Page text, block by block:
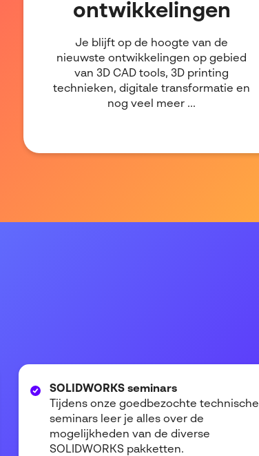
ontwikkelingen
Je blijft op de hoogte van de
nieuwste ontwikkelingen op gebied
van 3D CAD tools, 3D printing
technieken, digitale transformatie en
nog veel meer ...
SOLIDWORKS seminars
Tijdens onze goedbezochte technische
seminars leer je alles over de
mogelijkheden van de diverse
SOLIDWORKS pakketten.